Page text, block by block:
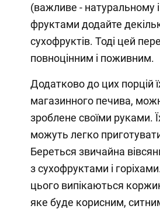
(важливе - натуральному
фруктами додайте
сухофруктів. Тоді цей
повноцінним і поживним.
Додатково до цих порцій
магазинного печива,
зроблене своїми руками.
можуть легко
Береться звичайна
з сухофруктами і
цього випікаються
яке буде корисним,